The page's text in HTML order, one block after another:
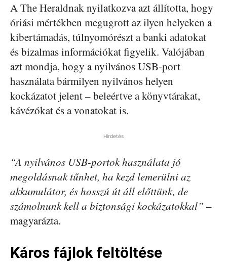
A The Heraldnak nyilatkozva azt állította, hogy
óriási mértékben megugrott az ilyen helyeken a
kibertámadás, túlnyomórészt a banki adatokat
és bizalmas információkat figyelik. Valójában
azt mondja, hogy a nyilvános USB-port
használata bármilyen nyilvános helyen
kockázatot jelent – beleértve a könyvtárakat,
kávézókat és a vonatokat is.
Hirdetés
“A nyilvános USB-portok használata jó
megoldásnak tűnhet, ha kezd lemerülni az
akkumulátor, és hosszú út áll előttünk, de
számolnunk kell a biztonsági kockázatokkal” –
magyarázta.
Káros fájlok feltöltése